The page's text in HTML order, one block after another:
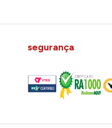
segurança